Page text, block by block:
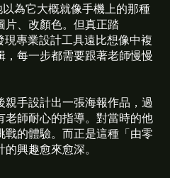
為它大概就像手機上的那種
片、改顏色。但真正踏
現專業設計工具遠比想像中複
每一步都需要跟著老師慢慢
手設計出一張海報作品，過
師耐心的指導。對當時的他
的體驗。而正是這種「由零
興趣愈來愈深。